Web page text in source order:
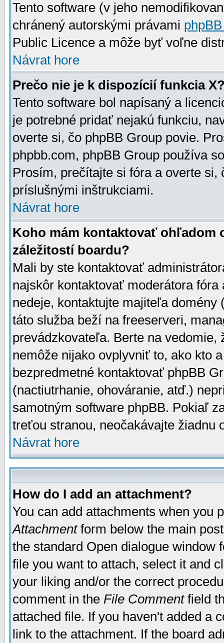
Tento software (v jeho
chránený autorskými právami
Public Licence a môže byť voľne
Návrat hore
Prečo nie je k dispozícií funkcia
Tento software bol napísaný a
je potrebné pridať nejakú funkciu,
overte si, čo phpBB Group povie.
phpbb.com, phpBB Group používa
Prosím, prečítajte si fóra a overte
príslušnými inštrukciami.
Návrat hore
Koho mám kontaktovať ohľadom
záležitostí boardu?
Mali by ste kontaktovať
najskôr kontaktovať moderátora
nedeje, kontaktujte majiteľa
táto služba beží na freeserveri,
prevádzkovateľa. Berte na vedomie,
nemôže nijako ovplyvniť to, ako kto
bezpredmetné kontaktovať phpBB
(nactiutrhanie, ohováranie, atď.)
samotným software phpBB. Pokiaľ
treťou stranou, neočakávajte žiadnu
Návrat hore
How do I add an attachment?
You can add attachments when you
Attachmentform below the main
the standard Open dialogue window
file you want to attach, select it and
your liking and/or the correct
comment in the File Commentfield
attached file. If you haven't added a
link to the attachment. If the board